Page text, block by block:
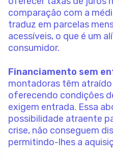
comparação com a
traduz em parcelas
acessíveis, o que é um
consumidor.
Financiamento sem
montadoras têm
oferecendo condições
exigem entrada. Essa
possibilidade atraente
crise, não conseguem
permitindo-lhes a